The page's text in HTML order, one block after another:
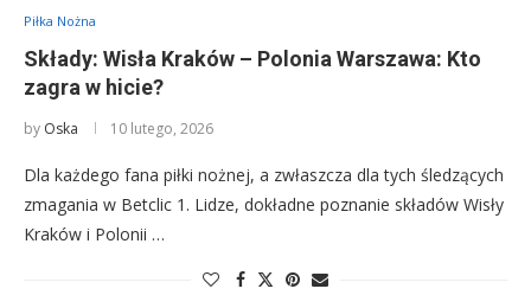
Piłka Nożna
Składy: Wisła Kraków – Polonia Warszawa: Kto
zagra w hicie?
by Oska 10 lutego, 2026
Dla każdego fana piłki nożnej, a zwłaszcza dla tych śledzących
zmagania w Betclic 1. Lidze, dokładne poznanie składów Wisły
Kraków i Polonii …